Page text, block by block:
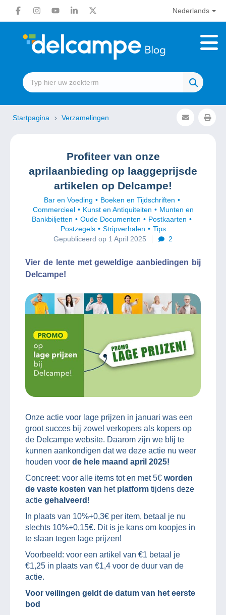
Nederlands
Startpagina Verzamelingen
Profiteer van onze
aprilaanbieding op laaggeprijsde
artikelen op Delcampe!
Bar en Voeding
Boeken en Tijdschriften
Commercieel
Kunst en Antiquiteiten
Munten en
Bankbiljetten
Oude Documenten
Postkaarten
Postzegels
Stripverhalen
Tips
Gepubliceerd op 1 April 2025
2
Vier de lente met geweldige aanbiedingen bij
Delcampe!
Onze actie voor lage prijzen in januari was een
groot succes bij zowel verkopers als kopers op
de Delcampe website. Daarom zijn we blij te
kunnen aankondigen dat we deze actie nu weer
houden voor de hele maand april 2025!
Concreet: voor alle items tot en met 5€ worden
de vaste kosten van het platform tijdens deze
actie gehalveerd !
In plaats van 10%+0,3€ per item, betaal je nu
slechts 10%+0,15€. Dit is je kans om koopjes in
te slaan tegen lage prijzen!
Voorbeeld: voor een artikel van €1 betaal je
€1,25 in plaats van €1,4 voor de duur van de
actie.
Voor veilingen geldt de datum van het eerste
bod